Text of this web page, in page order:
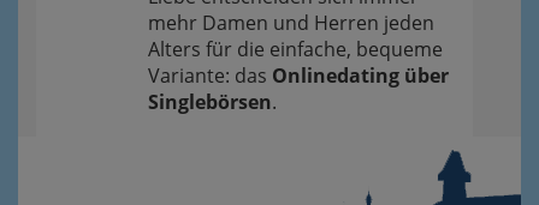
mehr Damen und Herren jeden
Alters für die einfache, bequeme
Variante: das Onlinedating über
Singlebörsen.